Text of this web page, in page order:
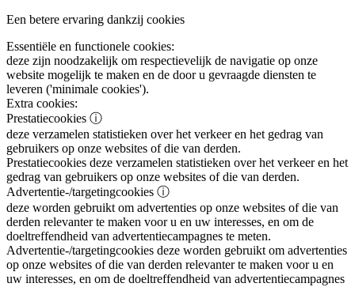
Een betere ervaring dankzij cookies
Essentiële en functionele cookies:
deze zijn noodzakelijk om respectievelijk de navigatie op onze
website mogelijk te maken en de door u gevraagde diensten te
leveren ('minimale cookies').
Extra cookies:
Prestatiecookies ⓘ
deze verzamelen statistieken over het verkeer en het gedrag van
gebruikers op onze websites of die van derden.
Prestatiecookies deze verzamelen statistieken over het verkeer en het
gedrag van gebruikers op onze websites of die van derden.
Advertentie-/targetingcookies ⓘ
deze worden gebruikt om advertenties op onze websites of die van
derden relevanter te maken voor u en uw interesses, en om de
doeltreffendheid van advertentiecampagnes te meten.
Advertentie-/targetingcookies deze worden gebruikt om advertenties
op onze websites of die van derden relevanter te maken voor u en
uw interesses, en om de doeltreffendheid van advertentiecampagnes